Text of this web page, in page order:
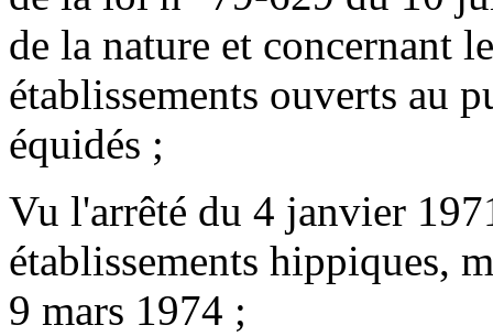
de la nature et concernant
établissements ouverts au
équidés ;
Vu l'arrêté du 4 janvier
établissements hippiques,
9 mars 1974 ;